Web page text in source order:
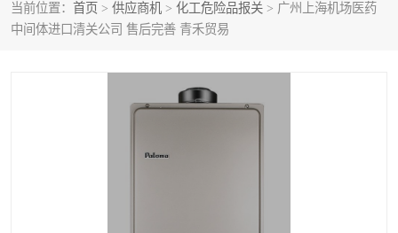
当前位置： 首页 > 供应商机 > 化工危险品报关 > 广州上海机场医药
中间体进口清关公司 售后完善 青禾贸易
酒类饮料报关 化工危险品报关